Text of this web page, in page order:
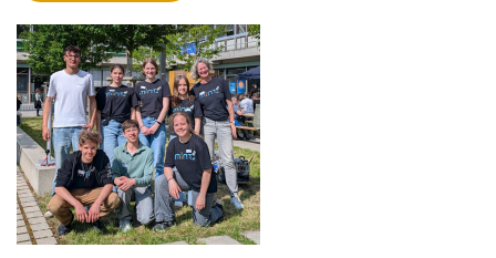
STELLT
SICH
PRAKTISCHEN
HERAUSFORDERUNGEN